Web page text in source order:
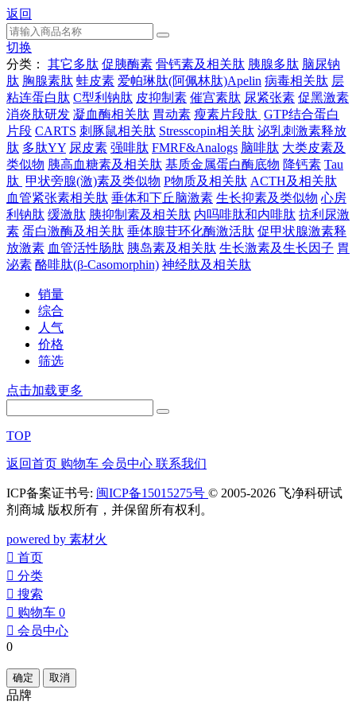
返回
切换
分类：
其它多肽 促胰酶素 骨钙素及相关肽 胰腺多肽 脑尿钠
肽 胸腺素肽 蛙皮素 爱帕琳肽(阿佩林肽)Apelin 病毒相关肽 层
粘连蛋白肽 C型利钠肽 皮抑制素 催宫素肽 尿紧张素 促黑激素
消炎肽研发 凝血酶相关肽 胃动素 瘦素片段肽 GTP结合蛋白
片段 CARTS 刺豚鼠相关肽 Stresscopin相关肽 泌乳刺激素释放
肽 多肽YY 尿皮素 强啡肽 FMRF&Analogs 脑啡肽 大类皮素及
类似物 胰高血糖素及相关肽 基质金属蛋白酶底物 降钙素 Tau
肽 甲状旁腺(激)素及类似物 P物质及相关肽 ACTH及相关肽
血管紧张素相关肽 垂体和下丘脑激素 生长抑素及类似物 心房
利钠肽 缓激肽 胰抑制素及相关肽 内吗啡肽和内啡肽 抗利尿激
素 蛋白激酶及相关肽 垂体腺苷环化酶激活肽 促甲状腺激素释
放激素 血管活性肠肽 胰岛素及相关肽 生长激素及生长因子 胃
泌素 酪啡肽(β-Casomorphin) 神经肽及相关肽
销量
综合
人气
价格
筛选
点击加载更多
TOP
返回首页 购物车 会员中心 联系我们
ICP备案证书号: 闽ICP备15015275号 © 2005-2026 飞净科研试
剂商城 版权所有，并保留所有权利。
powered by 素材火
󰀁 首页
󰀂 分类
󰀃 搜索
󰀄 购物车 0
󰀅 会员中心
0
确定 取消
品牌